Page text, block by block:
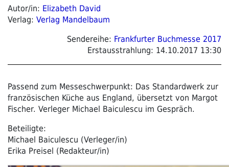
Autor/in: Elizabeth David
Verlag: Verlag Mandelbaum
Sendereihe: Frankfurter Buchmesse 2017
Erstausstrahlung: 14.10.2017 13:30
Passend zum Messeschwerpunkt: Das Standardwerk zur
französischen Küche aus England, übersetzt von Margot
Fischer. Verleger Michael Baiculescu im Gespräch.
Beteiligte:
Michael Baiculescu (Verleger/in)
Erika Preisel (Redakteur/in)